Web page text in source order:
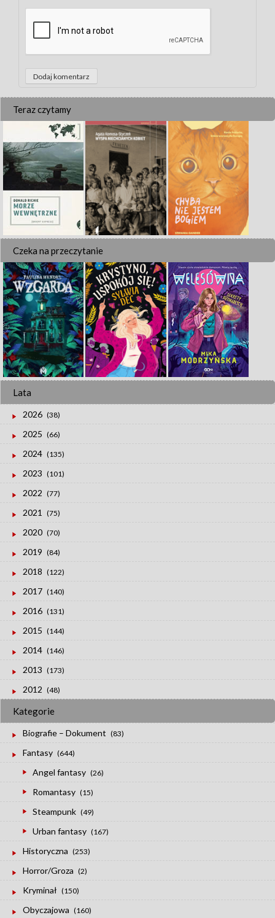
Teraz czytamy
Czeka na przeczytanie
Lata
2026 (38)
2025 (66)
2024 (135)
2023 (101)
2022 (77)
2021 (75)
2020 (70)
2019 (84)
2018 (122)
2017 (140)
2016 (131)
2015 (144)
2014 (146)
2013 (173)
2012 (48)
Kategorie
Biografie – Dokument (83)
Fantasy (644)
Angel fantasy (26)
Romantasy (15)
Steampunk (49)
Urban fantasy (167)
Historyczna (253)
Horror/Groza (2)
Kryminał (150)
Obyczajowa (160)